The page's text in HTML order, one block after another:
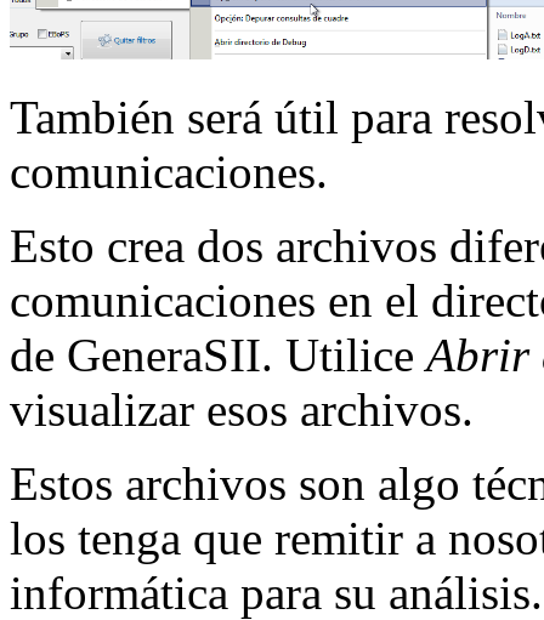
También será útil para
comunicaciones.
Esto crea dos archivos
comunicaciones en el
de GeneraSII. Utilice Abrir
visualizar esos archivos.
Estos archivos son algo
los tenga que remitir a
informática para su análisis.